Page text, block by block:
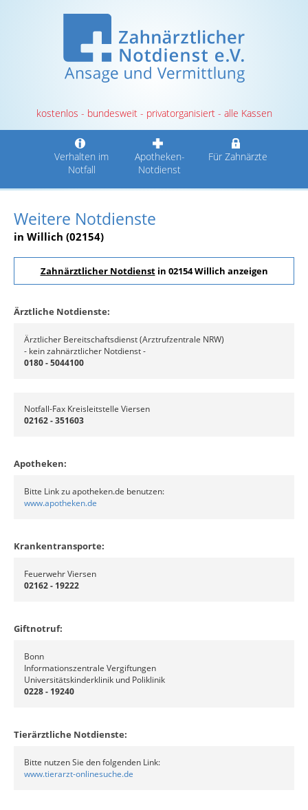
kostenlos - bundesweit - privatorganisiert - alle Kassen
Verhalten im
Notfall
Apotheken-
Notdienst
Für Zahnärzte
Weitere Notdienste
in Willich (02154)
Zahnärztlicher Notdienstin 02154 Willich anzeigen
Ärztliche Notdienste:
Ärztlicher Bereitschaftsdienst (Arztrufzentrale NRW)
- kein zahnärztlicher Notdienst -
0180 - 5044100
Notfall-Fax Kreisleitstelle Viersen
02162 - 351603
Apotheken:
Bitte Link zu apotheken.de benutzen:
www.apotheken.de
Krankentransporte:
Feuerwehr Viersen
02162 - 19222
Giftnotruf:
Bonn
Informationszentrale Vergiftungen
Universitätskinderklinik und Poliklinik
0228 - 19240
Tierärztliche Notdienste:
Bitte nutzen Sie den folgenden Link:
www.tierarzt-onlinesuche.de